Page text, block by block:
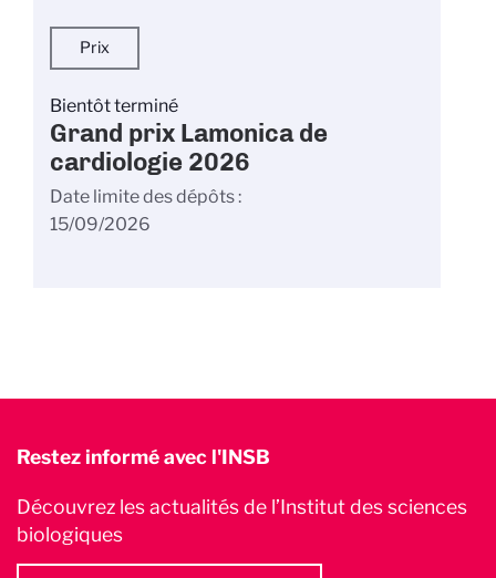
Prix
Bientôt terminé
Grand prix Lamonica de
cardiologie 2026
Date limite des dépôts
15/09/2026
Restez informé avec l'INSB
Découvrez les actualités de l’Institut des sciences
biologiques